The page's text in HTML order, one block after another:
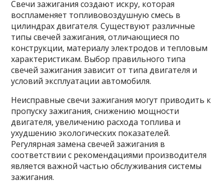
Свечи зажигания создают искру, которая
воспламеняет топливовоздушную смесь в
цилиндрах двигателя. Существуют различные
типы свечей зажигания, отличающиеся по
конструкции, материалу электродов и тепловым
характеристикам. Выбор правильного типа
свечей зажигания зависит от типа двигателя и
условий эксплуатации автомобиля.
Неисправные свечи зажигания могут приводить к
пропуску зажигания, снижению мощности
двигателя, увеличению расхода топлива и
ухудшению экологических показателей.
Регулярная замена свечей зажигания в
соответствии с рекомендациями производителя
является важной частью обслуживания системы
зажигания.